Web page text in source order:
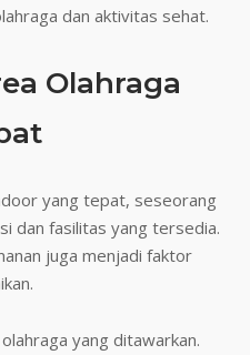
dan aktivitas sehat.
Olahraga
yang tepat, seseorang
dan fasilitas yang tersedia.
juga menjadi faktor
yang ditawarkan.